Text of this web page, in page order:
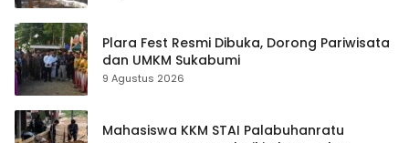
Plara Fest Resmi Dibuka, Dorong Pariwisata
dan UMKM Sukabumi
9 Agustus 2026
Mahasiswa KKM STAI Palabuhanratu